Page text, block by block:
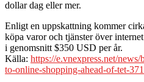
dollar dag eller mer.
Enligt en uppskattning kommer
köpa varor och tjänster över
i genomsnitt $350 USD per år.
Källa: https://e.vnexpress.net/
to-online-shopping-ahead-of-tet-